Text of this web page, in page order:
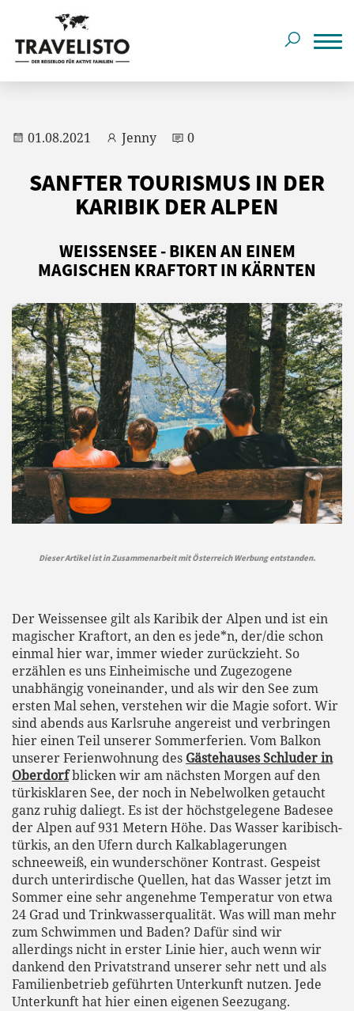
01.08.2021 Jenny 0
SANFTER TOURISMUS IN DER
KARIBIK DER ALPEN
WEISSENSEE - BIKEN AN EINEM
MAGISCHEN KRAFTORT IN KÄRNTEN
Dieser Artikel ist in Zusammenarbeit mit Österreich Werbung entstanden.
Der Weissensee gilt als Karibik der Alpen und ist ein
magischer Kraftort, an den es jede*n, der/die schon
einmal hier war, immer wieder zurückzieht. So
erzählen es uns Einheimische und Zugezogene
unabhängig voneinander, und als wir den See zum
ersten Mal sehen, verstehen wir die Magie sofort. Wir
sind abends aus Karlsruhe angereist und verbringen
hier einen Teil unserer Sommerferien. Vom Balkon
unserer Ferienwohnung des Gästehauses Schluder in
Oberdorfblicken wir am nächsten Morgen auf den
türkisklaren See, der noch in Nebelwolken getaucht
ganz ruhig daliegt. Es ist der höchstgelegene Badesee
der Alpen auf 931 Metern Höhe. Das Wasser karibisch-
türkis, an den Ufern durch Kalkablagerungen
schneeweiß, ein wunderschöner Kontrast. Gespeist
durch unterirdische Quellen, hat das Wasser jetzt im
Sommer eine sehr angenehme Temperatur von etwa
24 Grad und Trinkwasserqualität. Was will man mehr
zum Schwimmen und Baden? Dafür sind wir
allerdings nicht in erster Linie hier, auch wenn wir
dankend den Privatstrand unserer sehr nett und als
Familienbetrieb geführten Unterkunft nutzen. Jede
Unterkunft hat hier einen eigenen Seezugang.